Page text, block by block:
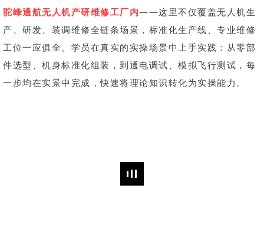
驼峰通航无人机产研维修工厂内——这里不仅覆盖无人机生
产、研发、装调维修全链条场景，标准化生产线、专业维修
工位一应俱全。学员在真实的实操场景中上手实践：从零部
件选型、机身标准化组装，到通电调试、模拟飞行测试，每
一步均在实景中完成，快速将理论知识转化为实操能力。